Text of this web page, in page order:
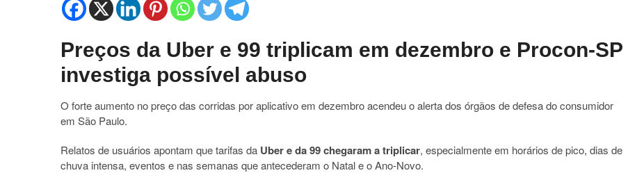
Preços da Uber e 99 triplicam em dezembro e Procon-SP
investiga possível abuso
O forte aumento no preço das corridas por aplicativo em dezembro acendeu o alerta dos órgãos de defesa do consumidor
em São Paulo.
Relatos de usuários apontam que tarifas da Uber e da 99 chegaram a triplicar, especialmente em horários de pico, dias de
chuva intensa, eventos e nas semanas que antecederam o Natal e o Ano-Novo.